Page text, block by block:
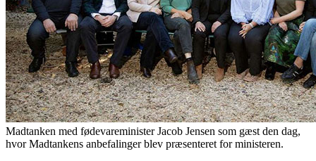
Madtanken med fødevareminister Jacob Jensen som gæst den dag,
hvor Madtankens anbefalinger blev præsenteret for ministeren.